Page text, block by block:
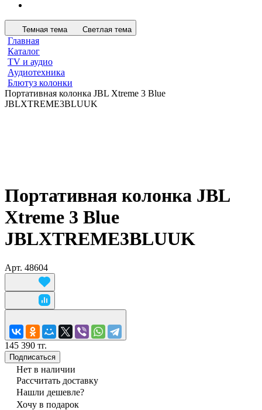
Темная тема Светлая тема
Главная
Каталог
TV и аудио
Аудиотехника
Блютуз колонки
Портативная колонка JBL Xtreme 3 Blue
JBLXTREME3BLUUK
Портативная колонка JBL
Xtreme 3 Blue
JBLXTREME3BLUUK
Арт. 48604
145 390 тг.
Подписаться
Нет в наличии
Рассчитать доставку
Нашли дешевле?
Хочу в подарок